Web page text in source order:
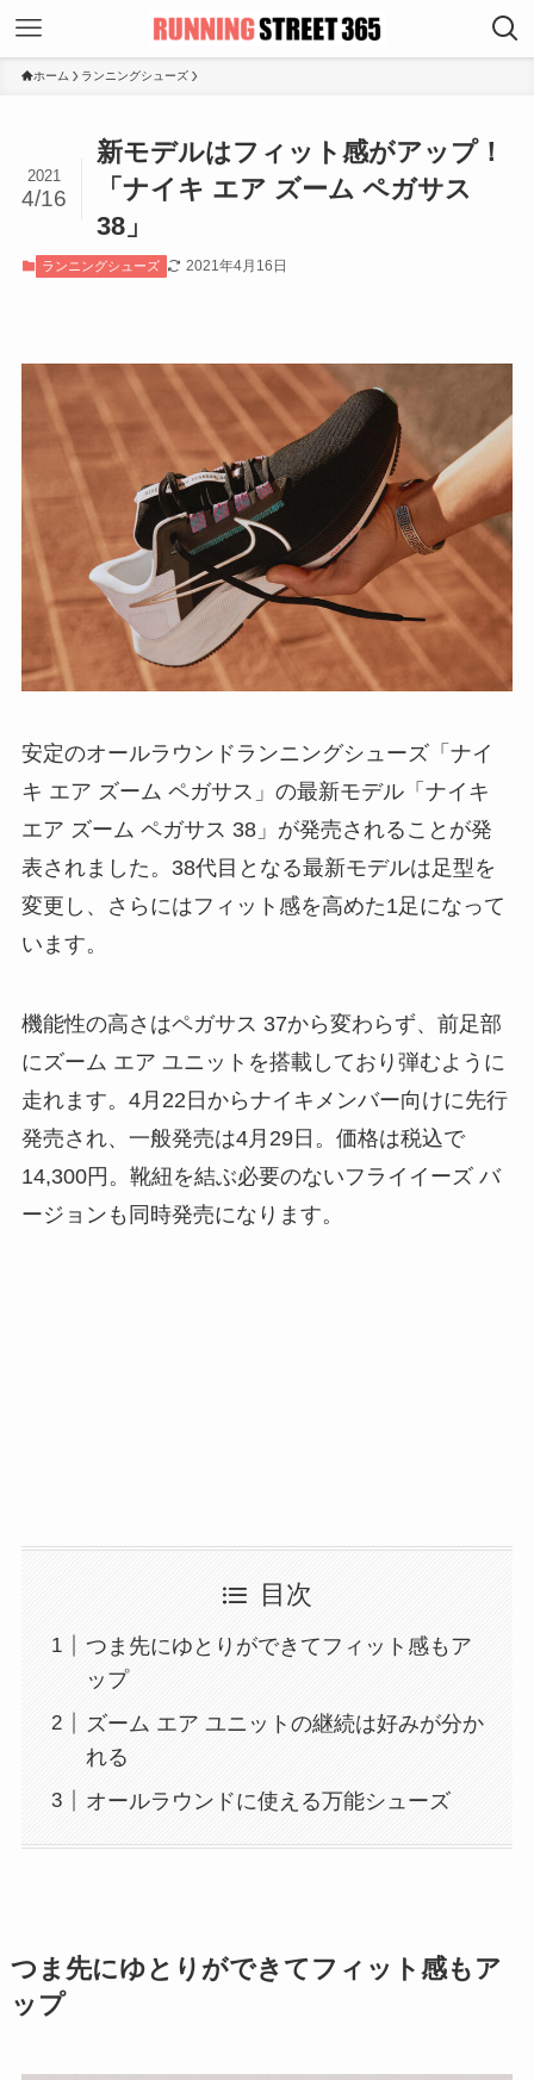
ホーム ランニングシューズ
新モデルはフィット感がアップ！
「ナイキ エア ズーム ペガサス
38」
2021
4/16
ランニングシューズ 2021年4月16日
安定のオールラウンドランニングシューズ「ナイ
キ エア ズーム ペガサス」の最新モデル「ナイキ
エア ズーム ペガサス 38」が発売されることが発
表されました。38代目となる最新モデルは足型を
変更し、さらにはフィット感を高めた1足になって
います。
機能性の高さはペガサス 37から変わらず、前足部
にズーム エア ユニットを搭載しており弾むように
走れます。4月22日からナイキメンバー向けに先行
発売され、一般発売は4月29日。価格は税込で
14,300円。靴紐を結ぶ必要のないフライイーズ バ
ージョンも同時発売になります。
目次
つま先にゆとりができてフィット感もア
ップ
ズーム エア ユニットの継続は好みが分か
れる
オールラウンドに使える万能シューズ
つま先にゆとりができてフィット感もア
ップ